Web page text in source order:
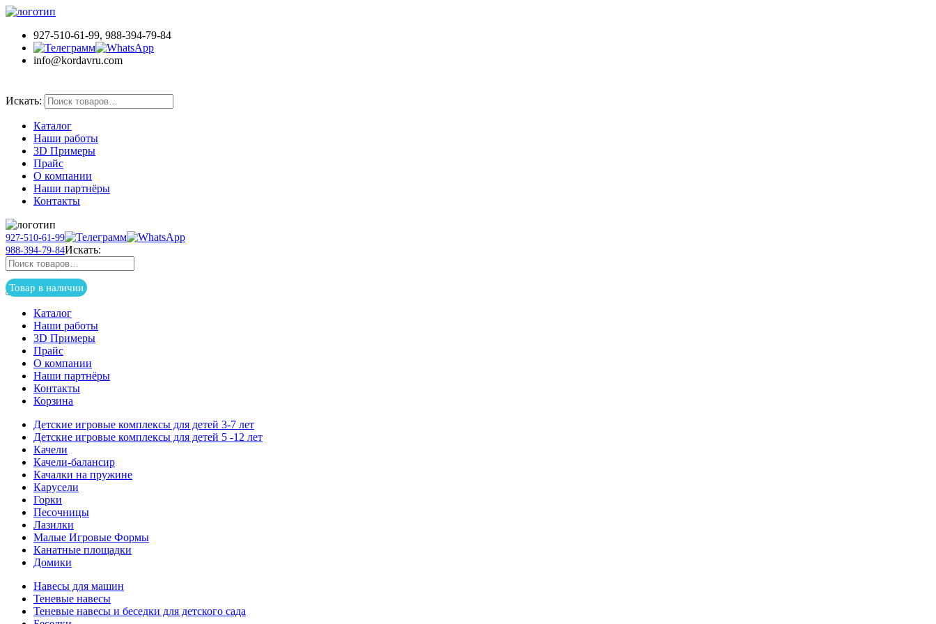
927-510-61-99, 988-394-79-84
info@kordavru.com
Искать:
Каталог
Наши работы
3D Примеры
Прайс
О компании
Наши партнёры
Контакты
927-510-61-99
988-394-79-84Искать:
Товар в наличии
Каталог
Наши работы
3D Примеры
Прайс
О компании
Наши партнёры
Контакты
Корзина
Детские игровые комплексы для детей 3-7 лет
Детские игровые комплексы для детей 5 -12 лет
Качели
Качели-балансир
Качалки на пружине
Карусели
Горки
Песочницы
Лазилки
Малые Игровые Формы
Канатные площадки
Домики
Навесы для машин
Теневые навесы
Теневые навесы и беседки для детского сада